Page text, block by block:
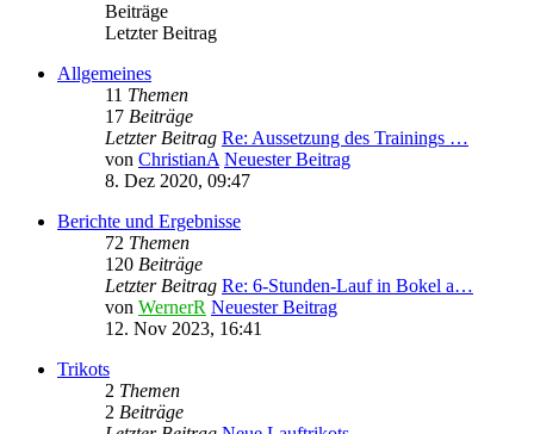
Beiträge
Letzter Beitrag
Allgemeines
11 Themen
17 Beiträge
Letzter Beitrag Re: Aussetzung des Trainings …
von ChristianA Neuester Beitrag
8. Dez 2020, 09:47
Berichte und Ergebnisse
72 Themen
120 Beiträge
Letzter Beitrag Re: 6-Stunden-Lauf in Bokel a…
von WernerR Neuester Beitrag
12. Nov 2023, 16:41
Trikots
2 Themen
2 Beiträge